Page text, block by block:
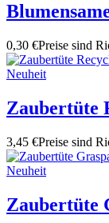
0,30 €Preise sind
Neuheit
Zaubertüte
3,45 €Preise sind
Neuheit
Zaubertüte